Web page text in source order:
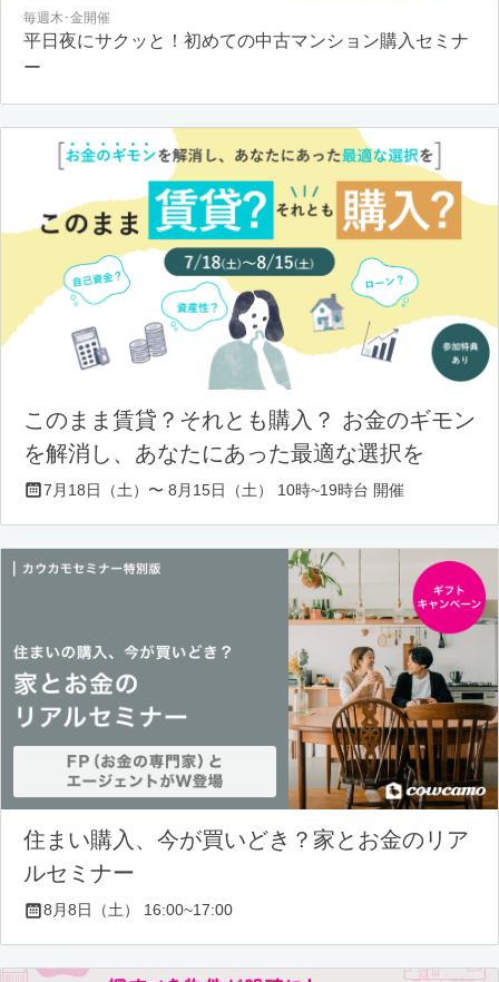
毎週木･金開催
平日夜にサクッと！初めての中古マンション購入セミナ
ー
このまま賃貸？それとも購入？ お金のギモン
を解消し、あなたにあった最適な選択を
7月18日（土）〜 8月15日（土） 10時~19時台 開催
住まい購入、今が買いどき？家とお金のリア
ルセミナー
8月8日（土） 16:00~17:00